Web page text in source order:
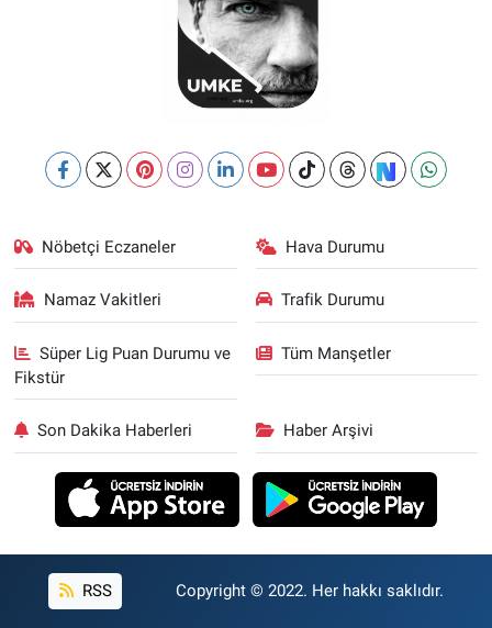
Nöbetçi Eczaneler Hava Durumu
Namaz Vakitleri Trafik Durumu
Süper Lig Puan Durumu ve
Fikstür
Tüm Manşetler
Son Dakika Haberleri Haber Arşivi
RSS Copyright © 2022. Her hakkı saklıdır.